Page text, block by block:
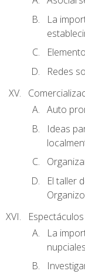
La
Redes
Auto
Ideas
El taller
La
nupciales